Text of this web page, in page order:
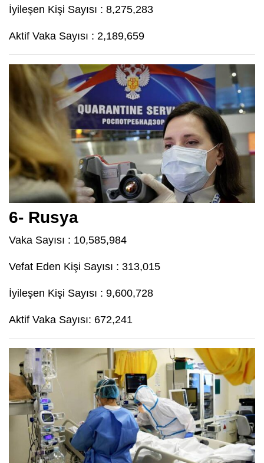
İyileşen Kişi Sayısı : 8,275,283
Aktif Vaka Sayısı : 2,189,659
6- Rusya
Vaka Sayısı : 10,585,984
Vefat Eden Kişi Sayısı : 313,015
İyileşen Kişi Sayısı : 9,600,728
Aktif Vaka Sayısı: 672,241